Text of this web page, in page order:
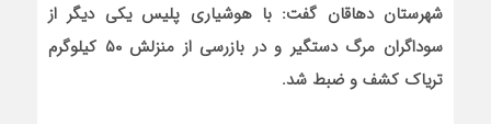
شهرستان دهاقان گفت: با هوشیاری پلیس یکی دیگر از
سوداگران مرگ دستگیر و در بازرسی از منزلش ۵۰ کیلوگرم
تریاک کشف و ضبط شد.